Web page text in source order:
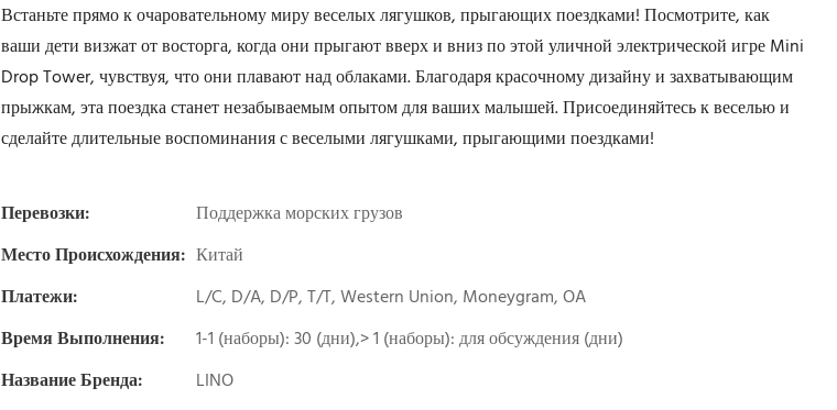
Встаньте прямо к очаровательному миру веселых лягушков, прыгающих поездками! Посмотрите, как
ваши дети визжат от восторга, когда они прыгают вверх и вниз по этой уличной электрической игре Mini
Drop Tower, чувствуя, что они плавают над облаками. Благодаря красочному дизайну и захватывающим
прыжкам, эта поездка станет незабываемым опытом для ваших малышей. Присоединяйтесь к веселью и
сделайте длительные воспоминания с веселыми лягушками, прыгающими поездками!
Перевозки:
Поддержка морских грузов
Место Происхождения: Китай
Платежи:
L/C, D/A, D/P, T/T, Western Union, Moneygram, OA
Время Выполнения:
1-1 (наборы): 30 (дни),> 1 (наборы): для обсуждения (дни)
Название Бренда:
LINO